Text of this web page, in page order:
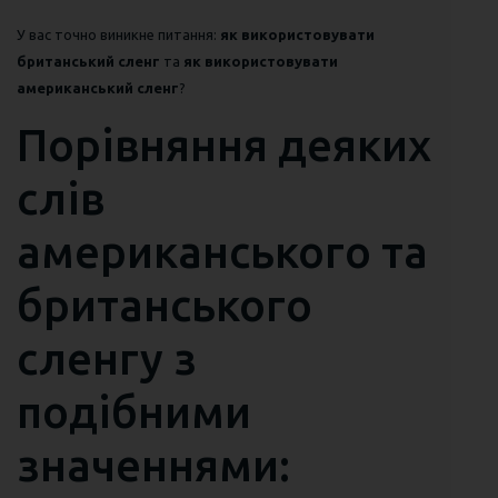
У вас точно виникне питання: як використовувати
британський сленг та як використовувати
американський сленг?
Порівняння деяких
слів
американського та
британського
сленгу з
подібними
значеннями: